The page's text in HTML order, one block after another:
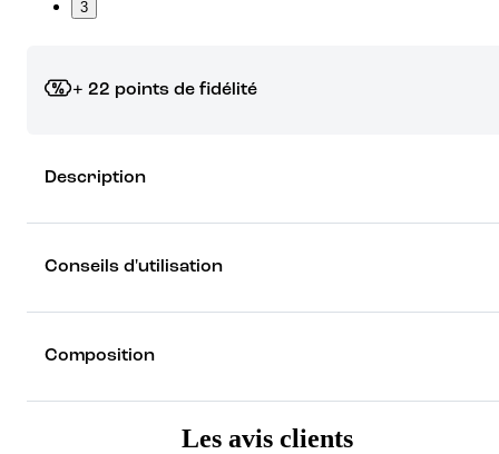
3
+ 22 points de fidélité
rêver !
Découvrez les récompenses
Description
Conseils d'utilisation
Composition
Les avis clients